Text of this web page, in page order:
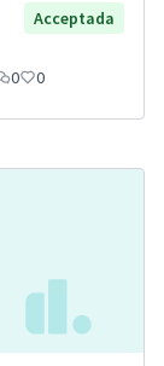
Acceptada
0 0